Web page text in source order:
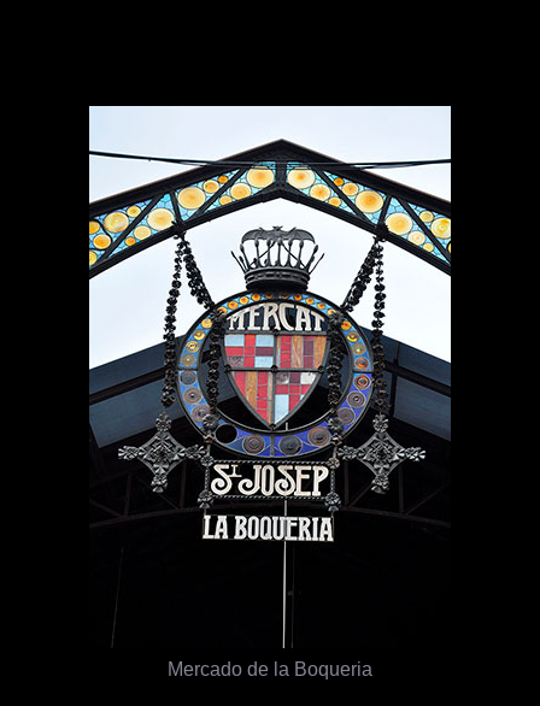
Mercado de la Boqueria